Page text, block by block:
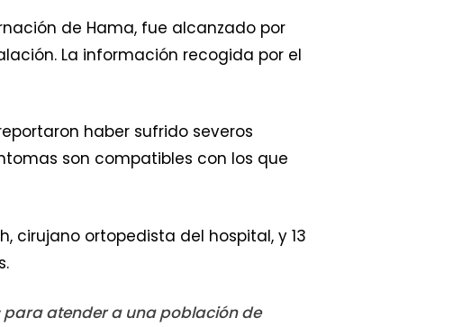
de Hama, fue alcanzado por
La información recogida por el
haber sufrido severos
son compatibles con los que
cirujano ortopedista del hospital, y 13
para atender a una población de